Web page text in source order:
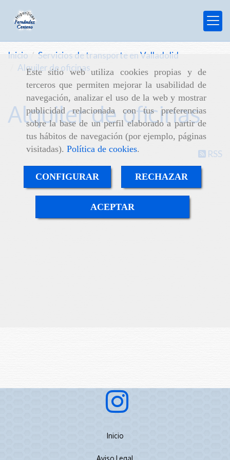
Este sitio web utiliza cookies propias y de
terceros que permiten mejorar la usabilidad de
navegación, analizar el uso de la web y mostrar
publicidad relacionada con tus preferencias
sobre la base de un perfil elaborado a partir de
tus hábitos de navegación (por ejemplo, páginas
visitadas). Política de cookies.
CONFIGURAR RECHAZAR
ACEPTAR
Inicio
Servicios de transporte en Valladolid
Alquiler de oficinas
Alquiler de oficinas
RSS
Inicio
Aviso Legal